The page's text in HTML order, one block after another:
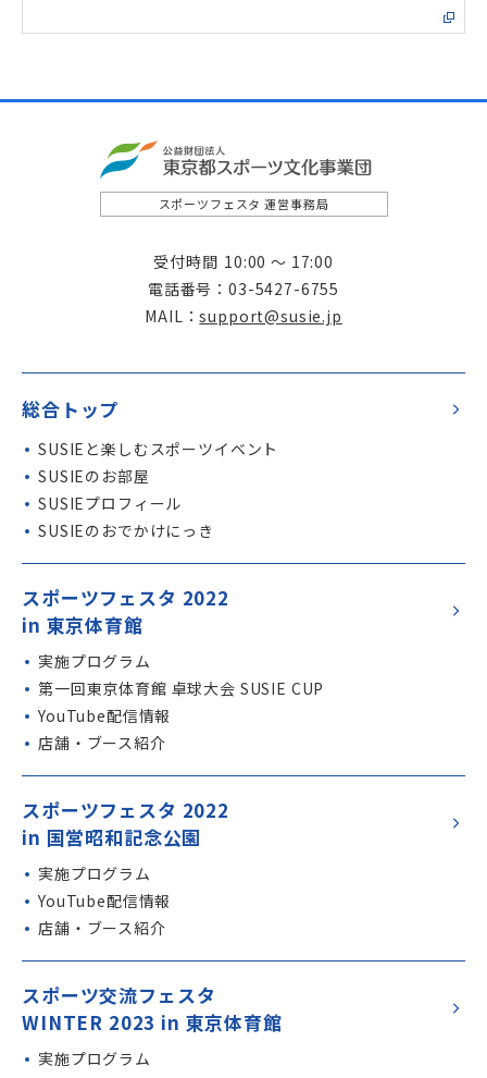
スポーツフェスタ 運営事務局
受付時間 10:00 ～ 17:00
電話番号
03-5427-6755
MAIL
support@susie.jp
総合トップ
SUSIE と楽しむスポーツイベント
SUSIEのお部屋
SUSIEプロフィール
SUSIEのおでかけにっき
スポーツフェスタ 2022
in 東京体育館
実施プログラム
第一回東京体育館 卓球大会 SUSIE CUP
YouTube配信情報
店舗・ブース紹介
スポーツフェスタ 2022
in 国営昭和記念公園
実施プログラム
YouTube配信情報
店舗・ブース紹介
スポーツ交流フェスタ
WINTER 2023 in 東京体育館
実施プログラム